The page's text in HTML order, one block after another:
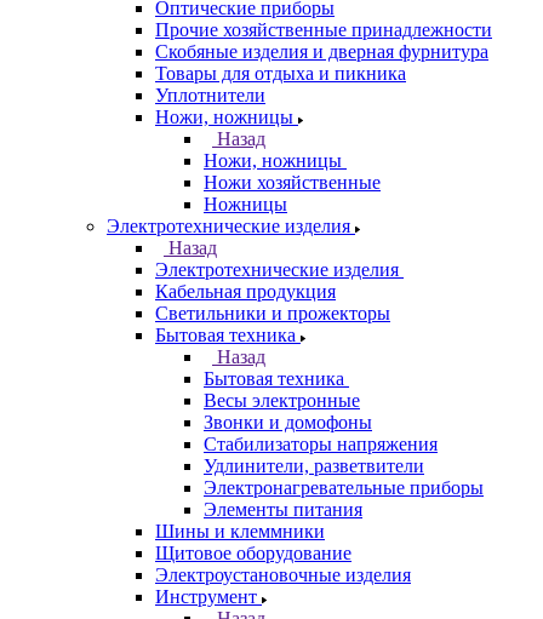
Оптические приборы
Прочие хозяйственные принадлежности
Скобяные изделия и дверная фурнитура
Товары для отдыха и пикника
Уплотнители
Ножи, ножницы
Назад
Ножи, ножницы
Ножи хозяйственные
Ножницы
Электротехнические изделия
Назад
Электротехнические изделия
Кабельная продукция
Светильники и прожекторы
Бытовая техника
Назад
Бытовая техника
Весы электронные
Звонки и домофоны
Стабилизаторы напряжения
Удлинители, разветвители
Электронагревательные приборы
Элементы питания
Шины и клеммники
Щитовое оборудование
Электроустановочные изделия
Инструмент